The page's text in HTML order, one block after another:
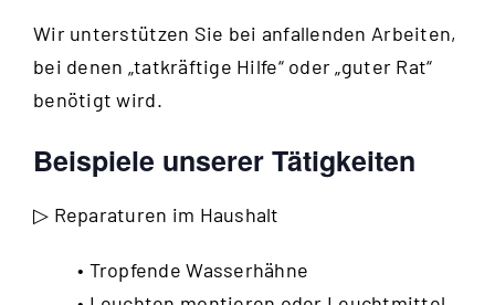
Wir unterstützen Sie bei anfallenden Arbeiten,
bei denen „tatkräftige Hilfe“ oder „guter Rat“
benötigt wird.
Beispiele unserer Tätigkeiten
▷ Reparaturen im Haushalt
• Tropfende Wasserhähne